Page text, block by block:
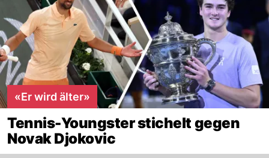
«Er wird älter»
Tennis-Youngster stichelt gegen
Novak Djokovic